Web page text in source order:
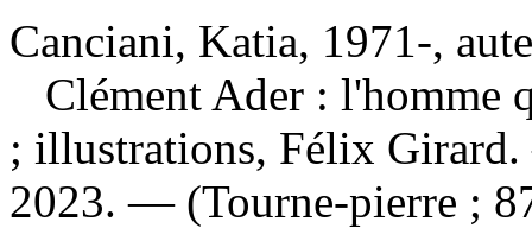
Canciani, Katia, 1971-,
Clément Ader :
; illustrations, Félix
2023. — (Tourne-pierre ;